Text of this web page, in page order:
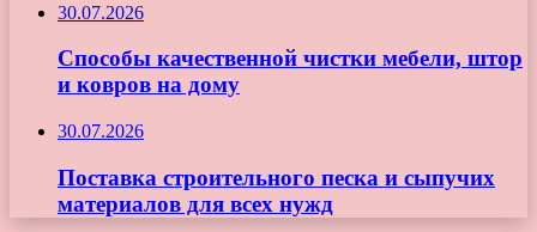
30.07.2026
Способы качественной чистки мебели, штор
и ковров на дому
30.07.2026
Поставка строительного песка и сыпучих
материалов для всех нужд